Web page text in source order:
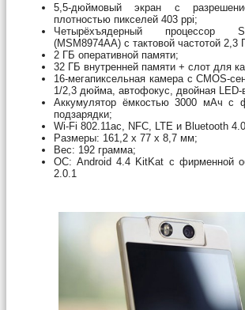
5,5-дюймовый экран с
плотностью пикселей 403 ppi;
Четырёхъядерный процессор
(MSM8974AA) с тактовой частотой 2,3
2 ГБ оперативной памяти;
32 ГБ внутренней памяти + слот для
16-мегапиксельная камера с CMOS-
1/2,3 дюйма, автофокус, двойная LED-
Аккумулятор ёмкостью 3000 мАч с
подзарядки;
Wi-Fi 802.11ac, NFC, LTE и Bluetooth
Размеры: 161,2 х 77 х 8,7 мм;
Вес: 192 грамма;
ОС: Android 4.4 KitKat с фирменной
2.0.1